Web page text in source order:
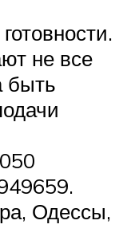
не все
быть
Одессы,